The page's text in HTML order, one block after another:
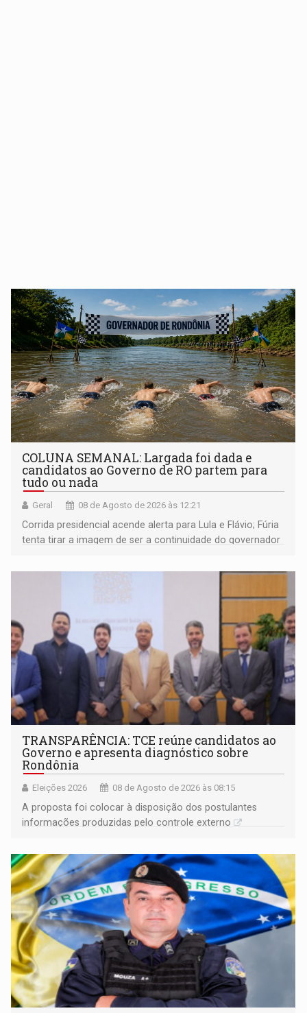
COLUNA SEMANAL: Largada foi dada e
candidatos ao Governo de RO partem para
tudo ou nada
Geral 08 de Agosto de 2026 às 12:21
Corrida presidencial acende alerta para Lula e Flávio; Fúria
tenta tirar a imagem de ser a continuidade do governador
não ter entrado no modo eleição; ABAV faz evento em
TRANSPARÊNCIA: TCE reúne candidatos ao
Governo e apresenta diagnóstico sobre
Rondônia
Eleições 2026 08 de Agosto de 2026 às 08:15
A proposta foi colocar à disposição dos postulantes
informações produzidas pelo controle externo